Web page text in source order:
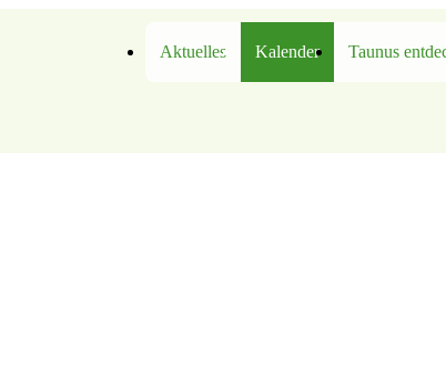
Aktuelles Kalender Taunus